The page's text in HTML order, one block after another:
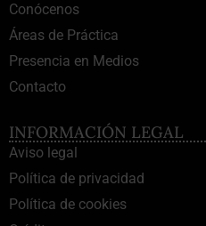
Conócenos
Áreas de Práctica
Presencia en Medios
Contacto
INFORMACIÓN LEGAL
Aviso legal
Política de privacidad
Política de cookies